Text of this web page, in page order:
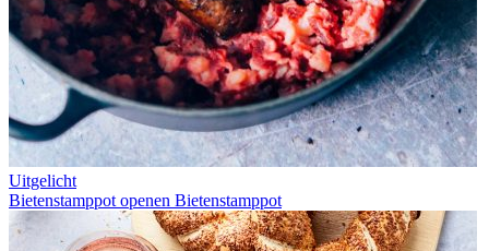
Uitgelicht
Bietenstamppot openen Bietenstamppot